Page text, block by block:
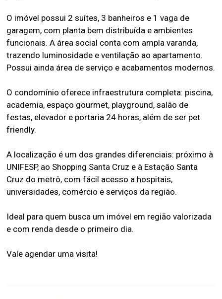
O imóvel possui 2 suítes, 3 banheiros e 1 vaga de
garagem, com planta bem distribuída e ambientes
funcionais. A área social conta com ampla varanda,
trazendo luminosidade e ventilação ao apartamento.
Possui ainda área de serviço e acabamentos modernos.
O condomínio oferece infraestrutura completa: piscina,
academia, espaço gourmet, playground, salão de
festas, elevador e portaria 24 horas, além de ser pet
friendly.
A localização é um dos grandes diferenciais: próximo à
UNIFESP, ao Shopping Santa Cruz e à Estação Santa
Cruz do metrô, com fácil acesso a hospitais,
universidades, comércio e serviços da região.
Ideal para quem busca um imóvel em região valorizada
e com renda desde o primeiro dia.
Vale agendar uma visita!